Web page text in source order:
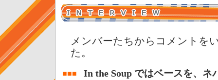
メンバーたちからコメントを
た。
■■■
In the Soup ではベースを、ネ